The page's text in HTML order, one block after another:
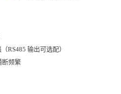
RS485 输出可选配）
断频繁